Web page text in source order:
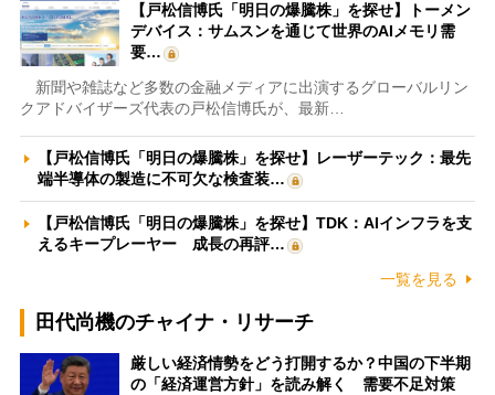
【戸松信博氏「明日の爆騰株」を探せ】トーメン
デバイス：サムスンを通じて世界のAIメモリ需
要…
新聞や雑誌など多数の金融メディアに出演するグローバルリン
クアドバイザーズ代表の戸松信博氏が、最新…
【戸松信博氏「明日の爆騰株」を探せ】レーザーテック：最先
端半導体の製造に不可欠な検査装…
【戸松信博氏「明日の爆騰株」を探せ】TDK：AIインフラを支
えるキープレーヤー 成長の再評…
一覧を見る
田代尚機のチャイナ・リサーチ
厳しい経済情勢をどう打開するか？中国の下半期
の「経済運営方針」を読み解く 需要不足対策